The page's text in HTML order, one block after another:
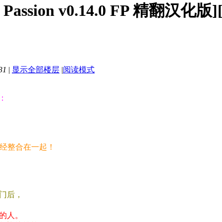
v0.14.0 FP 精翻汉化
| 显示全部楼层 |阅读模式
整合在一起！
后，
人。